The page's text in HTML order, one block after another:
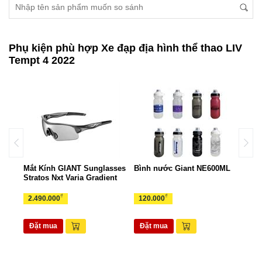
Phụ kiện phù hợp Xe đạp địa hình thể thao LIV
Tempt 4 2022
Mắt Kính GIANT Sunglasses
Stratos Nxt Varia Gradient
2.490.000₫
Đặt mua
Bình nước Giant NE600ML
120.000₫
Đặt mua